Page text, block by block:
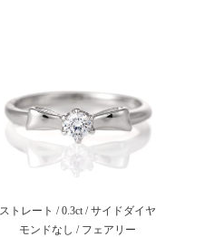
ストレート / 0.3ct / サイドダイヤ
モンドなし / フェアリー